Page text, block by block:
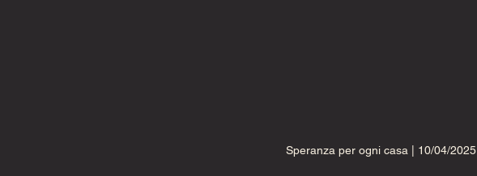
Speranza per ogni casa | 10/04/2025